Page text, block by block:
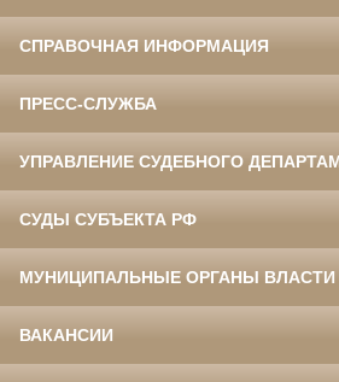
СПРАВОЧНАЯ ИНФОРМАЦИЯ
ПРЕСС-СЛУЖБА
УПРАВЛЕНИЕ СУДЕБНОГО
СУДЫ СУБЪЕКТА РФ
МУНИЦИПАЛЬНЫЕ ОРГАНЫ ВЛАСТИ
ВАКАНСИИ